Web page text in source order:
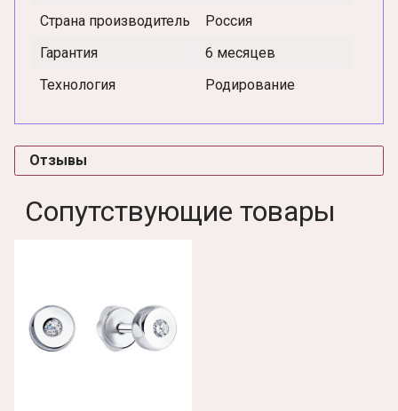
Страна производитель
Россия
Гарантия
6 месяцев
Технология
Родирование
Отзывы
Сопутствующие товары